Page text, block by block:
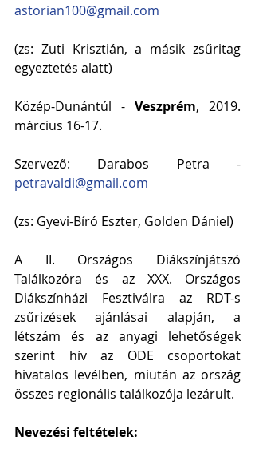
astorian100@gmail.com
(zs: Zuti Krisztián, a másik zsűritag
egyeztetés alatt)
Közép-Dunántúl - Veszprém, 2019.
március 16-17.
petravaldi@gmail.com
(zs: Gyevi-Bíró Eszter, Golden Dániel)
A II. Országos Diákszínjátszó
Találkozóra és az XXX. Országos
Diákszínházi Fesztiválra az RDT-s
zsűrizések ajánlásai alapján, a
létszám és az anyagi lehetőségek
szerint hív az ODE csoportokat
hivatalos levélben, miután az ország
összes regionális találkozója lezárult.
Nevezési feltételek: